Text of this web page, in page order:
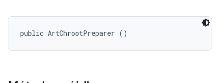
public ArtChrootPreparer ()